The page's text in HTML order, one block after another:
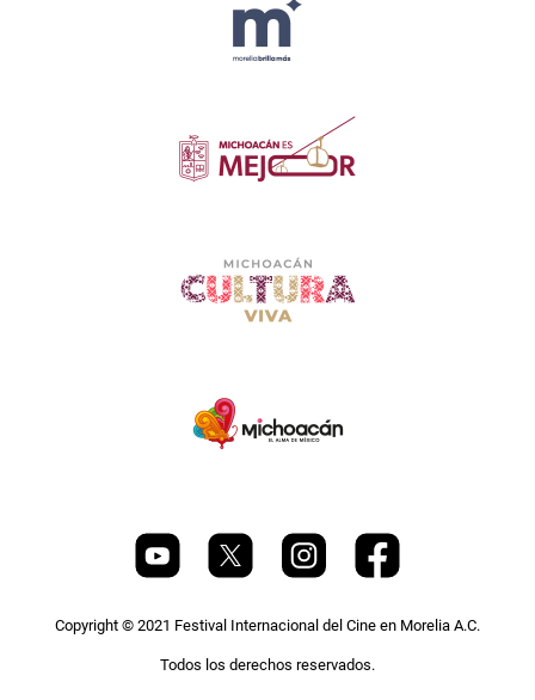
Copyright © 2021 Festival Internacional del Cine en Morelia A.C.
Todos los derechos reservados.